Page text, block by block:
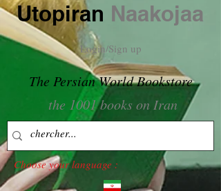
Utopiran Naakojaa
Login/Sign up
The Persian World Bookstore
the 1001 books on Iran
Choose your language :